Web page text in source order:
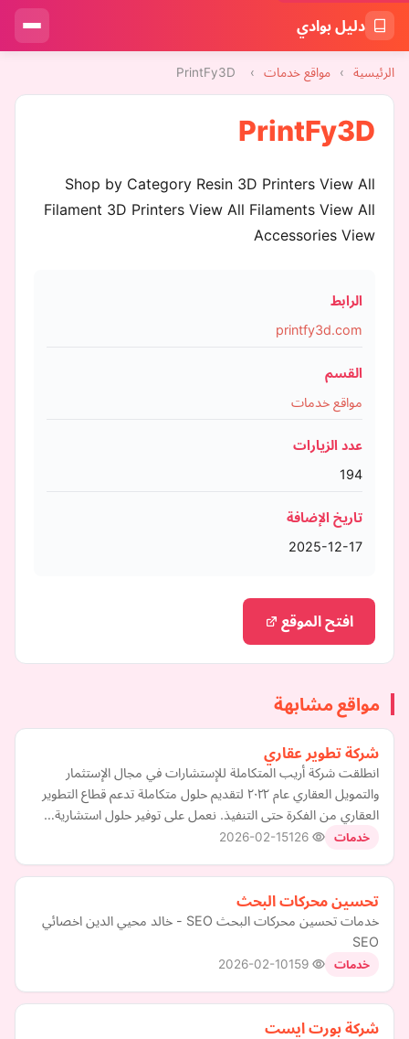
دليل بوادي
الرئيسية › مواقع خدمات ›
PrintFy3D
PrintFy3D
Shop by Category Resin 3D Printers View All
Filament 3D Printers View All Filaments View All
Accessories View
الرابط
printfy3d.com
القسم
مواقع خدمات
عدد الزيارات
194
تاريخ الإضافة
2025-12-17
افتح الموقع
مواقع مشابهة
شركة تطوير عقاري
انطلقت شركة أريب المتكاملة للإستشارات في مجال الإستثمار
والتمويل العقاري عام ٢٠٢٢ لتقديم حلول متكاملة تدعم قطاع التطوير
العقاري من الفكرة حتى التنفيذ. نعمل على توفير حلول استشارية…
خدمات 2026-02-15
تحسين محركات البحث
خدمات تحسين محركات البحث SEO - خالد محيي الدين اخصائي
SEO
خدمات 2026-02-10
شركة بورت ايست